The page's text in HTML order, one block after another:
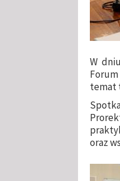
W
temat
oraz